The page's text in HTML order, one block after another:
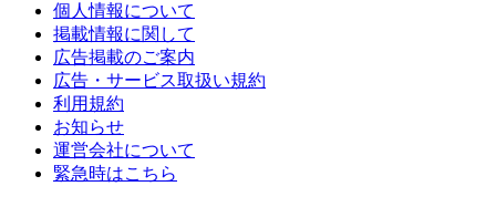
個人情報について
掲載情報に関して
広告掲載のご案内
広告・サービス取扱い規約
利用規約
お知らせ
運営会社について
緊急時はこちら